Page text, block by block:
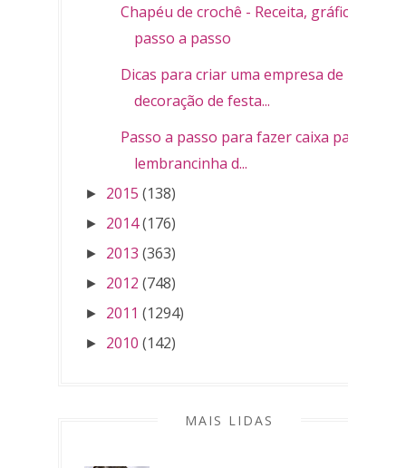
Chapéu de crochê - Receita, gráfico e
passo a passo
Dicas para criar uma empresa de
decoração de festa...
Passo a passo para fazer caixa para
lembrancinha d...
► 2015 (138)
► 2014(176)
► 2013 (363)
► 2012 (748)
► 2011 (1294)
► 2010 (142)
MAIS LIDAS